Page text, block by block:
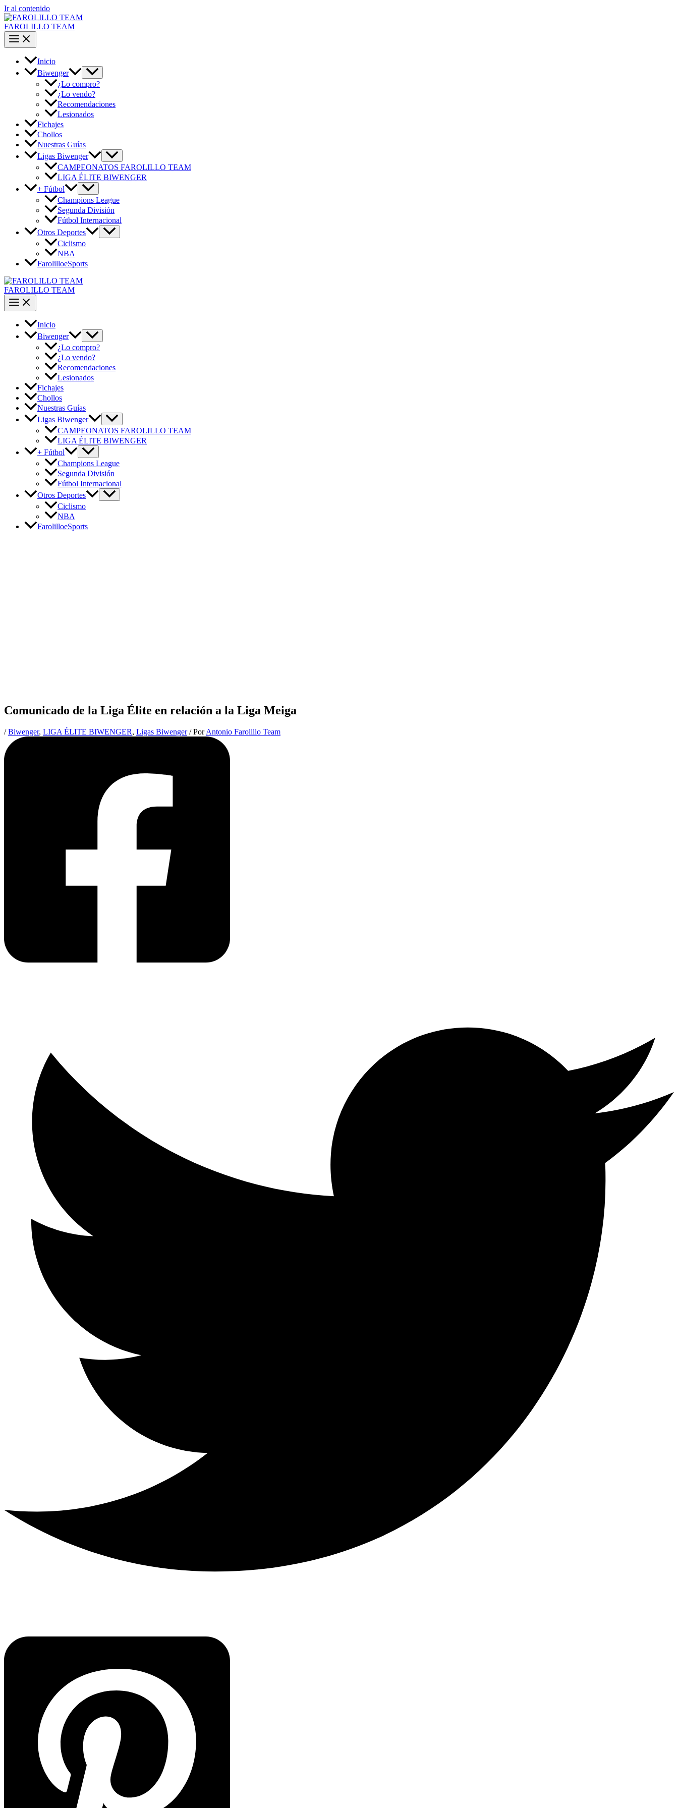
Ir al contenido
FAROLILLO TEAM
Inicio
Biwenger
¿Lo compro?
¿Lo vendo?
Recomendaciones
Lesionados
Fichajes
Chollos
Nuestras Guías
Ligas Biwenger
CAMPEONATOS FAROLILLO TEAM
LIGA ÉLITE BIWENGER
+ Fútbol
Champions League
Segunda División
Fútbol Internacional
Otros Deportes
Ciclismo
NBA
FarolilloeSports
FAROLILLO TEAM
Inicio
Biwenger
¿Lo compro?
¿Lo vendo?
Recomendaciones
Lesionados
Fichajes
Chollos
Nuestras Guías
Ligas Biwenger
CAMPEONATOS FAROLILLO TEAM
LIGA ÉLITE BIWENGER
+ Fútbol
Champions League
Segunda División
Fútbol Internacional
Otros Deportes
Ciclismo
NBA
FarolilloeSports
Comunicado de la Liga Élite en relación a la Liga Meiga
/Biwenger, LIGA ÉLITE BIWENGER, Ligas Biwenger/ PorAntonio Farolillo Team